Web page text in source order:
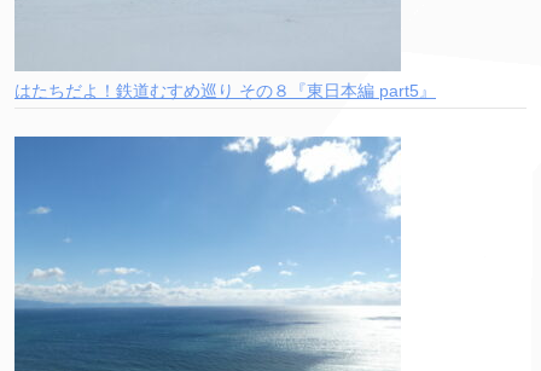
はたちだよ！鉄道むすめ巡り その８『東日本編 part5』